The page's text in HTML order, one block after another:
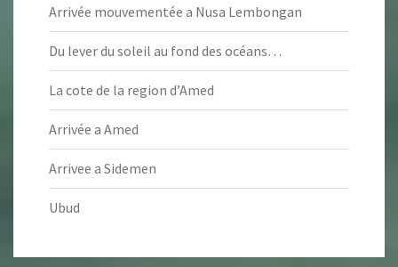
Arrivée mouvementée a Nusa Lembongan
Du lever du soleil au fond des océans…
La cote de la region d’Amed
Arrivée a Amed
Arrivee a Sidemen
Ubud